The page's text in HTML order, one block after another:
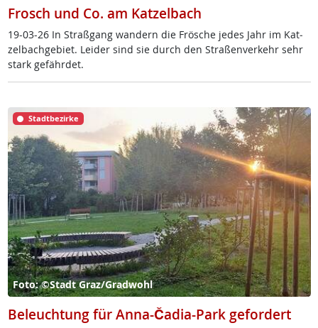
Frosch und Co. am Katzelbach
19-03-26 In Straß­gang wan­dern die Frö­sche je­des Jahr im Kat­
zel­bach­ge­biet. Lei­der sind sie durch den Stra­ßen­ver­kehr sehr
stark ge­fähr­det.
Stadtbezirke
Foto: ©Stadt Graz/Gradwohl
Beleuchtung für Anna-Čadia-Park gefordert